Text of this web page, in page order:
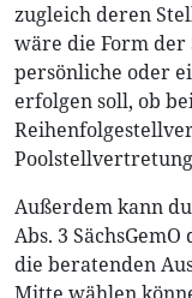
zugleich deren
wäre die Form
persönliche oder
erfolgen soll, ob
Außerdem kann
Abs. 3
die beratenden